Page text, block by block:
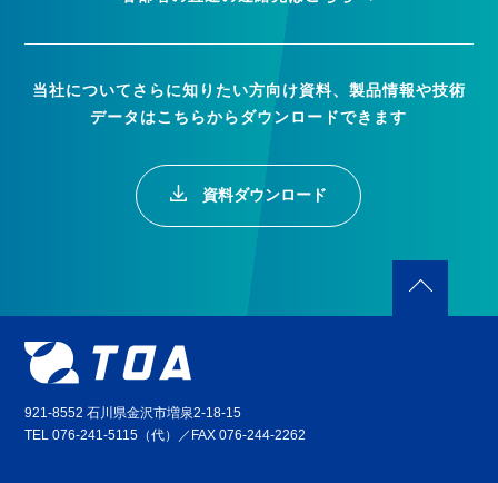
当社についてさらに知りたい方向け資料、製品情報や技術
データはこちらからダウンロードできます
資料ダウンロード
921-8552 石川県金沢市増泉2-18-15
TEL 076-241-5115（代）／FAX 076-244-2262